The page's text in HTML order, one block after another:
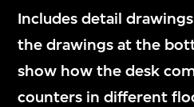
Includes detail
the drawings at the
show how the desk
counters in different